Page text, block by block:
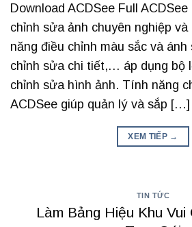
Download ACDSee Full
chỉnh sửa ảnh chuyên nghiệp
năng điều chỉnh màu sắc và
chỉnh sửa chi tiết,… áp dụng bộ
chỉnh sửa hình ảnh. Tính năng
ACDSee giúp quản lý và sắp […]
XEM TIẾP →
TIN TỨC
Làm Bảng Hiệu Khu Vui